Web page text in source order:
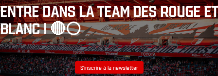
ENTRE DANS LA TEAM DES ROUGE ET
BLANC ! 🔴⚪️
S’inscrire à la newsletter